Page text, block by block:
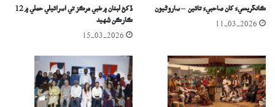
ڪانگريسيءَ کان صاحبيءَ تائين – ساروڻيون
11-03-2026
ڏکڻ لبنان ۾ طبي مرڪز تي اسرائيلي حملي ۾ 12
ڪارڪن شهيد
15-03-2026